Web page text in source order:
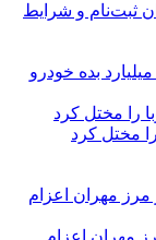
ثبت‌نام و شرایط
کاسبی خارج‌نشین‌ها با سهمیه اقامت / ۸ میلیارد بده خودرو
مختل کرد